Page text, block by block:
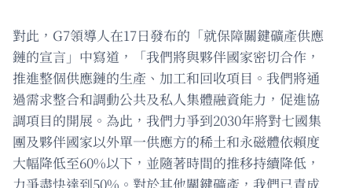
對此，G7領導人在17日發布的「就保障關鍵礦產供應
鏈的宣言」中寫道，「我們將與夥伴國家密切合作，
推進整個供應鏈的生產、加工和回收項目。我們將通
過需求整合和調動公共及私人集體融資能力，促進協
調項目的開展。為此，我們力爭到2030年將對七國集
團及夥伴國家以外單一供應方的稀土和永磁體依賴度
大幅降低至60%以下，並隨著時間的推移持續降低，
力爭盡快達到50%。對於其他關鍵礦產，我們已責成